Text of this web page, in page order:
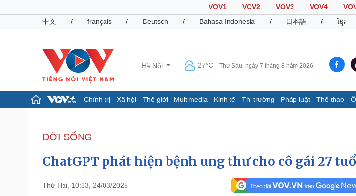
VOV1 VOV2 VOV3 VOV4
中文
/ français / Deutsch / Bahasa Indonesia / 日本語 / ខ្មែរ
Hà Nội 27°C Thứ Sáu, ngày 7 tháng 8 năm 2026
Chính trị Xã hội Thế giới Multimedia Kinh tế Thị trường Pháp luật Thể thao
Đảng
Tổ chức nhân sự
Nhận diện sự thật
Dấu ấn VOV
E-
ĐỜI SỐNG
ChatGPT phát hiện bệnh ung thư cho cô gái 27
Thứ Hai, 10:33, 24/03/2025